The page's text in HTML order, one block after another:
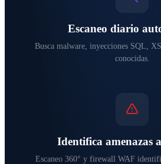
Escaneo diario
Busca malware, inyecciones SQL,
conocidas.
Identifica amenazas
Escaneo 360° y firewall WAF